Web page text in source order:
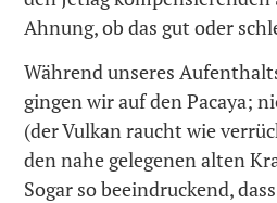
Ahnung, ob das gut oder
Während unseres
gingen wir auf den Pacaya;
(der Vulkan raucht wie
den nahe gelegenen alten
Sogar so beeindruckend,